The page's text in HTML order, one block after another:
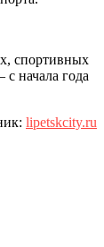
спортивных
начала года
lipetskcity.ru